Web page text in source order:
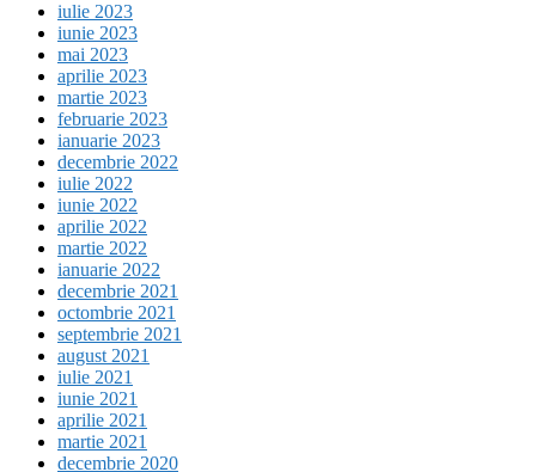
iulie 2023
iunie 2023
mai 2023
aprilie 2023
martie 2023
februarie 2023
ianuarie 2023
decembrie 2022
iulie 2022
iunie 2022
aprilie 2022
martie 2022
ianuarie 2022
decembrie 2021
octombrie 2021
septembrie 2021
august 2021
iulie 2021
iunie 2021
aprilie 2021
martie 2021
decembrie 2020